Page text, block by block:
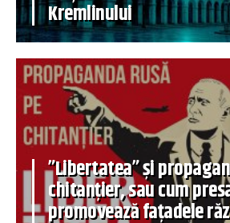
Kremlinului
”Libertatea” și
chitanțier, sau cum
promovează fațadele